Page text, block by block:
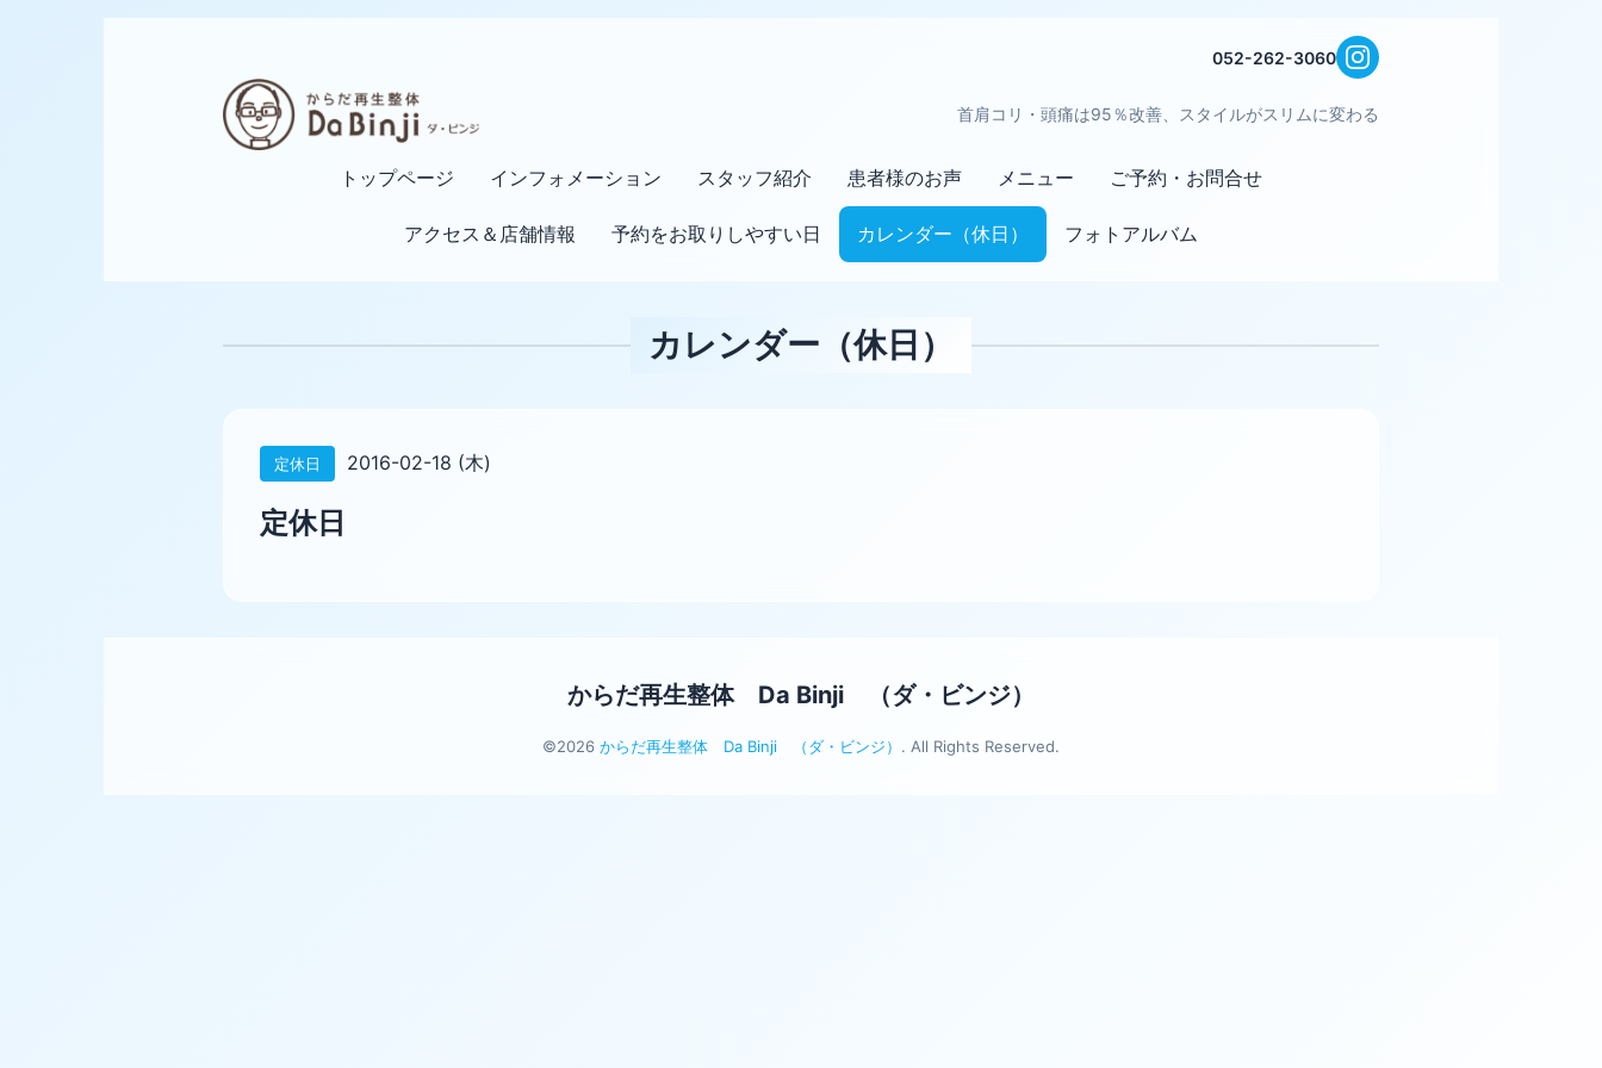
052-262-3060
首肩コリ・頭痛は95％改善、スタイルがスリムに変わる
トップページ インフォメーション スタッフ紹介 患者様のお声 メニュー ご予約・お問合せ
アクセス＆店舗情報 予約をお取りしやすい日 カレンダー（休日） フォトアルバム
カレンダー（休日）
定休日 2016-02-18 (木)
定休日
からだ再生整体 Da Binji （ダ・ビンジ）
©2026 からだ再生整体 Da Binji （ダ・ビンジ） . All Rights Reserved.